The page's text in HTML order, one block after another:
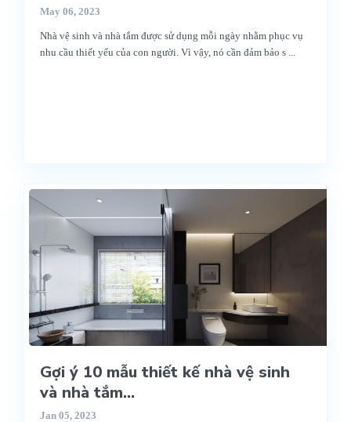
May 06, 2023
Nhà vệ sinh và nhà tắm được sử dụng mỗi ngày nhằm phục vụ
nhu cầu thiết yếu của con người. Vì vậy, nó cần đảm bảo s ...
Gợi ý 10 mẫu thiết kế nhà vệ sinh
và nhà tắm...
Jan 05, 2023